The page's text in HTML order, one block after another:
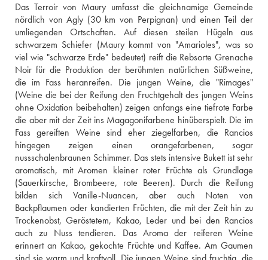
Das Terroir von Maury umfasst die gleichnamige Gemeinde
nördlich von Agly (30 km von Perpignan) und einen Teil der
umliegenden Ortschaften. Auf diesen steilen Hügeln aus
schwarzem Schiefer (Maury kommt von "Amarioles", was so
viel wie "schwarze Erde" bedeutet) reift die Rebsorte Grenache
Noir für die Produktion der berühmten natürlichen Süßweine,
die im Fass heranreifen. Die jungen Weine, die "Rimages"
(Weine die bei der Reifung den Fruchtgehalt des jungen Weins
ohne Oxidation beibehalten) zeigen anfangs eine tiefrote Farbe
die aber mit der Zeit ins Magagonifarbene hinüberspielt. Die im
Fass gereiften Weine sind eher ziegelfarben, die Rancios
hingegen zeigen einen orangefarbenen, sogar
nussschalenbraunen Schimmer. Das stets intensive Bukett ist sehr
aromatisch, mit Aromen kleiner roter Früchte als Grundlage
(Sauerkirsche, Brombeere, rote Beeren). Durch die Reifung
bilden sich Vanille-Nuancen, aber auch Noten von
Backpflaumen oder kandierten Früchten, die mit der Zeit hin zu
Trockenobst, Geröstetem, Kakao, Leder und bei den Rancios
auch zu Nuss tendieren. Das Aroma der reiferen Weine
erinnert an Kakao, gekochte Früchte und Kaffee. Am Gaumen